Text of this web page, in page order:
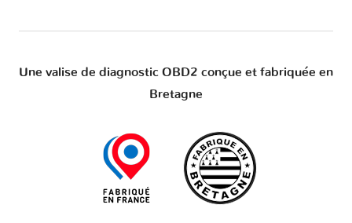
Une valise de diagnostic OBD2 conçue et fabriquée en
Bretagne